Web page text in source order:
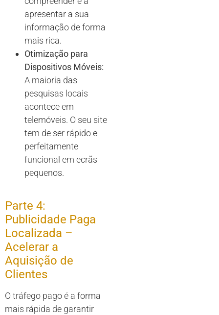
apresentar a sua
informação de forma
mais rica.
Otimização para
Dispositivos Móveis:
A maioria das
pesquisas locais
acontece em
telemóveis. O seu site
tem de ser rápido e
perfeitamente
funcional em ecrãs
pequenos.
Parte 4:
Publicidade Paga
Localizada –
Acelerar a
Aquisição de
Clientes
O tráfego pago é a forma
mais rápida de garantir